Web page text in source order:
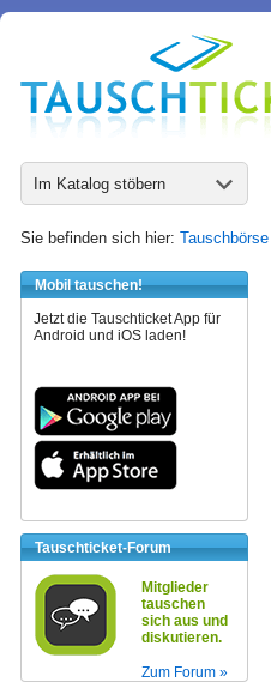
Im Katalog stöbern
Sie befinden sich hier: Tauschbörse
Mobil tauschen!
Jetzt die Tauschticket App für
Android und iOS laden!
Tauschticket-Forum
Mitglieder
tauschen
sich aus und
diskutieren.
Zum Forum »